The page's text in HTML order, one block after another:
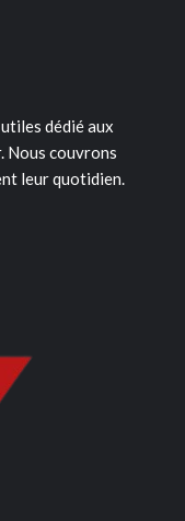
dédié aux
Nous couvrons
leur quotidien.